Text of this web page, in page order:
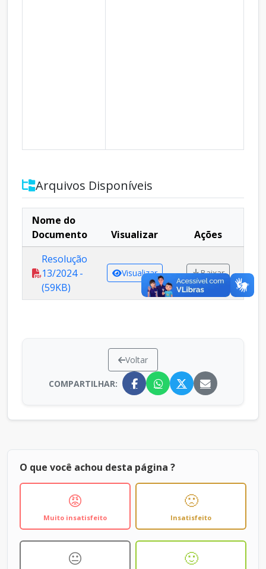
Arquivos Disponíveis
Nome do
Documento
Visualizar
Ações
Resolução
13/2024 -
(59KB)
Visualizar Baixar
Voltar
COMPARTILHAR:
O que você achou desta página ?
😡
Muito insatisfeito
🙁
Insatisfeito
😐 🙂